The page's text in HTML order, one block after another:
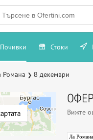
Почивки Стоки
Романа ❯ 8 декември
Вижте
Ла Романа